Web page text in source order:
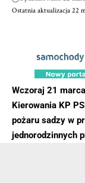
Ostatnia aktualizacja 22
Wczoraj 21
Kierowania KP
pożaru sadzy w
jednorodzinnych